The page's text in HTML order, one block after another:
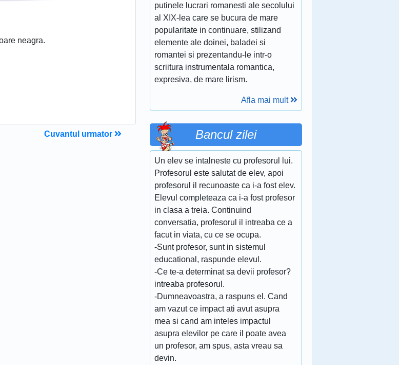
neagra.
Cuvantul urmator
putinele lucrari romanesti ale secolului
al XIX-lea care se bucura de mare
popularitate in continuare, stilizand
elemente ale doinei, baladei si
romantei si prezentandu-le intr-o
scriitura instrumentala romantica,
expresiva, de mare lirism.
Afla mai mult
Bancul zilei
Un elev se intalneste cu profesorul lui.
Profesorul este salutat de elev, apoi
profesorul il recunoaste ca i-a fost elev.
Elevul completeaza ca i-a fost profesor
in clasa a treia. Continuind
conversatia, profesorul il intreaba ce a
facut in viata, cu ce se ocupa.
-Sunt profesor, sunt in sistemul
educational, raspunde elevul.
-Ce te-a determinat sa devii profesor?
intreaba profesorul.
-Dumneavoastra, a raspuns el. Cand
am vazut ce impact ati avut asupra
mea si cand am inteles impactul
asupra elevilor pe care il poate avea
un profesor, am spus, asta vreau sa
devin.